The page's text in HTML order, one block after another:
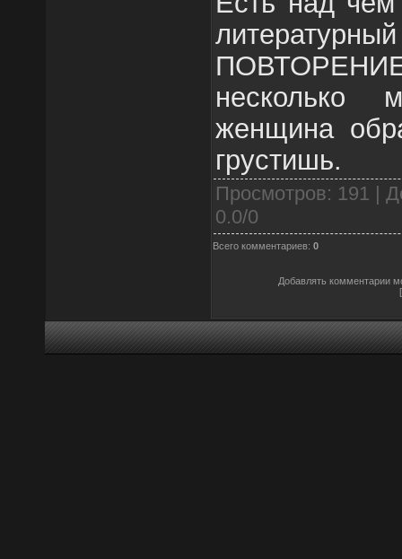
несколько
женщина
грустишь.
Просмотров: 191 |
0.0/0
Всего комментариев: 0
Добавлять комментарии